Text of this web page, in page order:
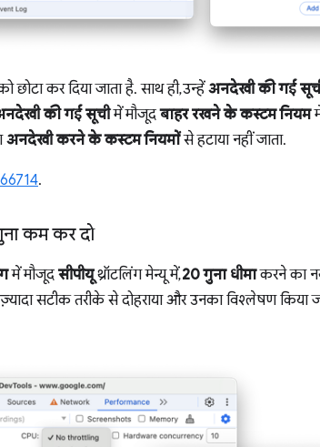
छोटा कर दिया जाता है. साथ ही, उन्हें अनदेखी की गई
की गई सूचीमें मौजूदबाहर रखने के कस्टम नियम
अनदेखी करने के कस्टम नियमोंसे हटाया नहीं जाता.
.
कम कर दो
में मौजूद सीपीयूथ्रॉटलिंग मेन्यू में,20 गुना धीमाकरने का
सटीक तरीके से दोहराया और उनका विश्लेषण किया